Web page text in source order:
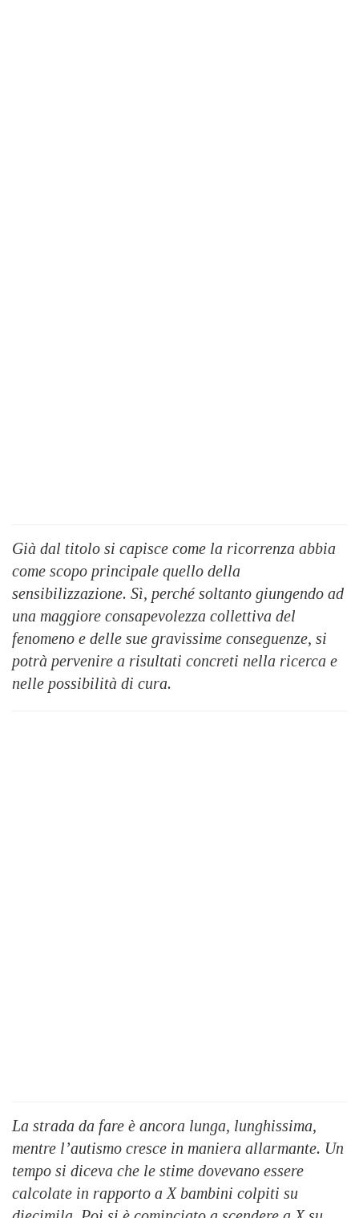
Già dal titolo si capisce come la ricorrenza abbia
come scopo principale quello della
sensibilizzazione. Sì, perché soltanto giungendo ad
una maggiore consapevolezza collettiva del
fenomeno e delle sue gravissime conseguenze, si
potrà pervenire a risultati concreti nella ricerca e
nelle possibilità di cura.
La strada da fare è ancora lunga, lunghissima,
mentre l’autismo cresce in maniera allarmante. Un
tempo si diceva che le stime dovevano essere
calcolate in rapporto a X bambini colpiti su